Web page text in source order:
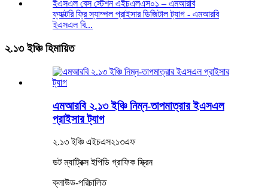
ফ্যাক্টরি ফ্রি স্যাম্পল প্রাইসার ডিজিটাল ট্যাগ - এমআরবি
ইএসএল বি...
২.১৩ ইঞ্চি হিমায়িত
এমআরবি ২.১৩ ইঞ্চি নিম্ন-তাপমাত্রার ইএসএল
প্রাইসার ট্যাগ
২.১৩ ইঞ্চি এইচএস২১৩এফ
ডট ম্যাট্রিক্স ইপিডি গ্রাফিক স্ক্রিন
ক্লাউড-পরিচালিত